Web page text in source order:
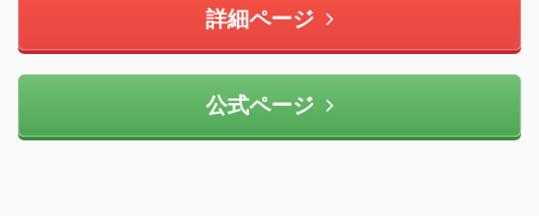
詳細ページ
公式ページ